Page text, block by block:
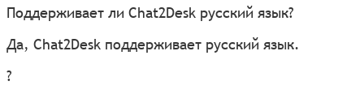
Поддерживает ли Chat2Desk русский язык?
Да, Chat2Desk поддерживает русский язык.
?